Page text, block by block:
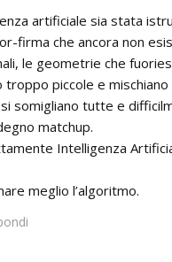
artificiale sia stata
firma che ancora non
le geometrie che
troppo piccole e
somigliano tutte e
matchup.
Intelligenza
meglio l’algoritmo.